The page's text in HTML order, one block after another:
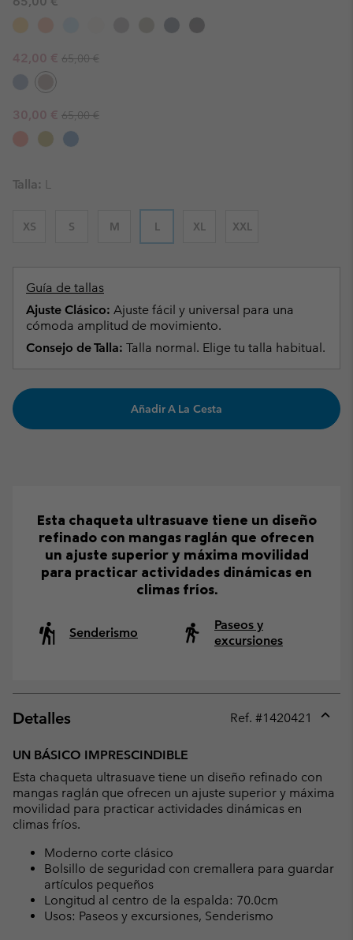
Sale price:
42,00 € Regular price:
65,00 €
Sale price:
30,00 € Regular price:
65,00 €
Talla: L
XS S M L XL XXL
Guía de tallas
Ajuste Clásico: Ajuste fácil y universal para una
cómoda amplitud de movimiento.
Consejo de Talla: Talla normal. Elige tu talla habitual.
Añadir A La Cesta
Esta chaqueta ultrasuave tiene un diseño
refinado con mangas raglán que ofrecen
un ajuste superior y máxima movilidad
para practicar actividades dinámicas en
climas fríos.
Senderismo
Paseos y
excursiones
Detalles Ref. #1420421
UN BÁSICO IMPRESCINDIBLE
Esta chaqueta ultrasuave tiene un diseño refinado con
mangas raglán que ofrecen un ajuste superior y máxima
movilidad para practicar actividades dinámicas en
climas fríos.
Moderno corte clásico
Bolsillo de seguridad con cremallera para guardar
artículos pequeños
Longitud al centro de la espalda: 70.0cm
Usos: Paseos y excursiones, Senderismo